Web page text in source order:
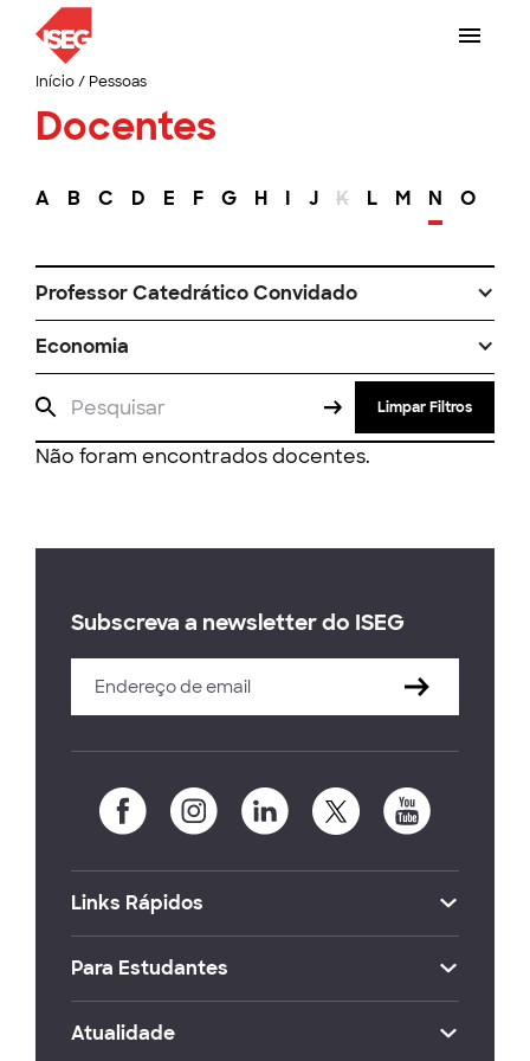
Início/ Pessoas
Docentes
A B C D E F G H I J K L M N O
Professor Catedrático Convidado
Economia
Limpar Filtros
Não foram encontrados docentes.
Subscreva a newsletter do ISEG
Links Rápidos
Para Estudantes
Atualidade